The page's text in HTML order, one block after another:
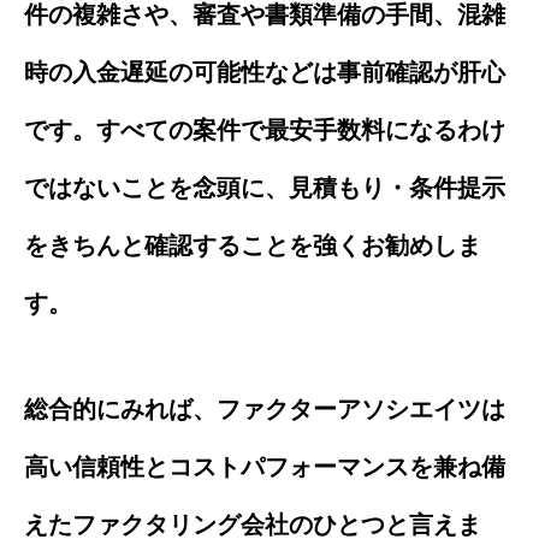
件の複雑さや、審査や書類準備の手間、混雑
時の入金遅延の可能性などは事前確認が肝心
です。すべての案件で最安手数料になるわけ
ではないことを念頭に、見積もり・条件提示
をきちんと確認することを強くお勧めしま
す。
総合的にみれば、ファクターアソシエイツは
高い信頼性とコストパフォーマンスを兼ね備
えたファクタリング会社のひとつと言えま